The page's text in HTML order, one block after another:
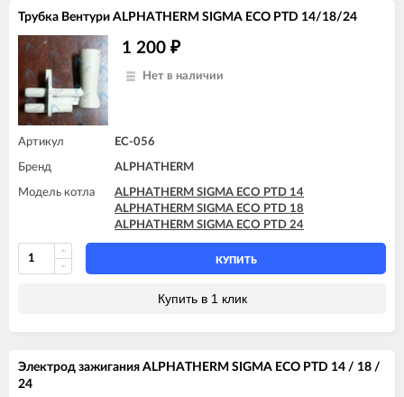
Трубка Вентури ALPHATHERM SIGMA ECO PTD 14/18/24
1 200 ₽
Нет в наличии
Артикул EC-056
Бренд ALPHATHERM
Модель котла
ALPHATHERM SIGMA ECO PTD 14
ALPHATHERM SIGMA ECO PTD 18
ALPHATHERM SIGMA ECO PTD 24
КУПИТЬ
Купить в 1 клик
Электрод зажигания ALPHATHERM SIGMA ECO PTD 14 / 18 /
24